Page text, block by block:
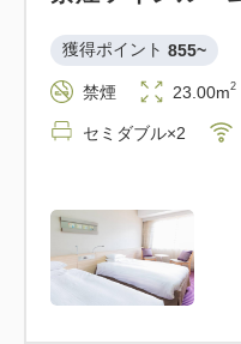
獲得ポイント 855~
禁煙 23.00m2
セミダブル×2